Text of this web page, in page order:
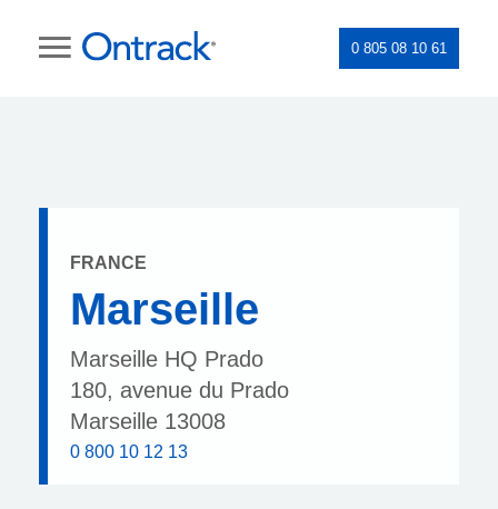
0 805 08 10 61
FRANCE
Marseille
Marseille HQ Prado
180, avenue du Prado
Marseille 13008
0 800 10 12 13